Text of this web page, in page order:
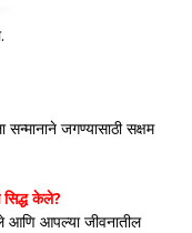
सन्मानाने जगण्यासाठी सक्षम
केले?
आणि आपल्या जीवनातील